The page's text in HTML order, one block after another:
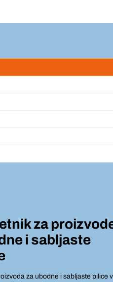
za
i sabljaste
za ubodne i sabljaste pilice